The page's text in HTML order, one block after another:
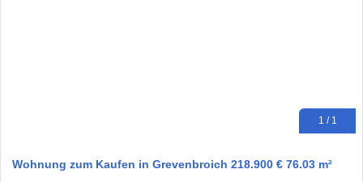
1 / 1
Wohnung zum Kaufen in Grevenbroich 218.900 € 76.03 m²